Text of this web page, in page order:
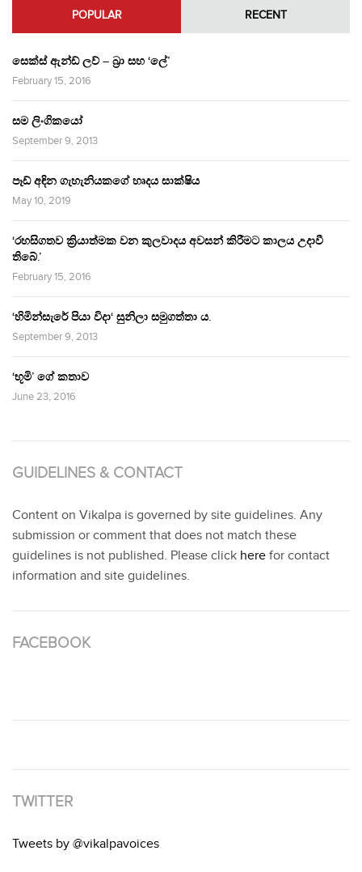
POPULAR RECENT
සෙක්ස් ඇන්ඩ් ලව් – බ්‍රා සහ ‘ලේ’
February 15, 2016
සම ලිංගිකයෝ
September 9, 2013
පෑඩ් අඳින ගැහැනියකගේ හෘදය සාක්ෂිය
May 10, 2019
‘රහසිගතව ක්‍රියාත්මක වන කුලවාදය අවසන් කිරීමට කාලය උදාවී
තිබේ.’
February 15, 2016
‘හිමින්සැරේ පියා විදා‘ සුනිලා සමුගත්තා ය.
September 9, 2013
‘භූමි’ ගේ කතාව
June 23, 2016
GUIDELINES & CONTACT
Content on Vikalpa is governed by site guidelines. Any
submission or comment that does not match these
guidelines is not published. Please click here for contact
information and site guidelines.
FACEBOOK
TWITTER
Tweets by @vikalpavoices